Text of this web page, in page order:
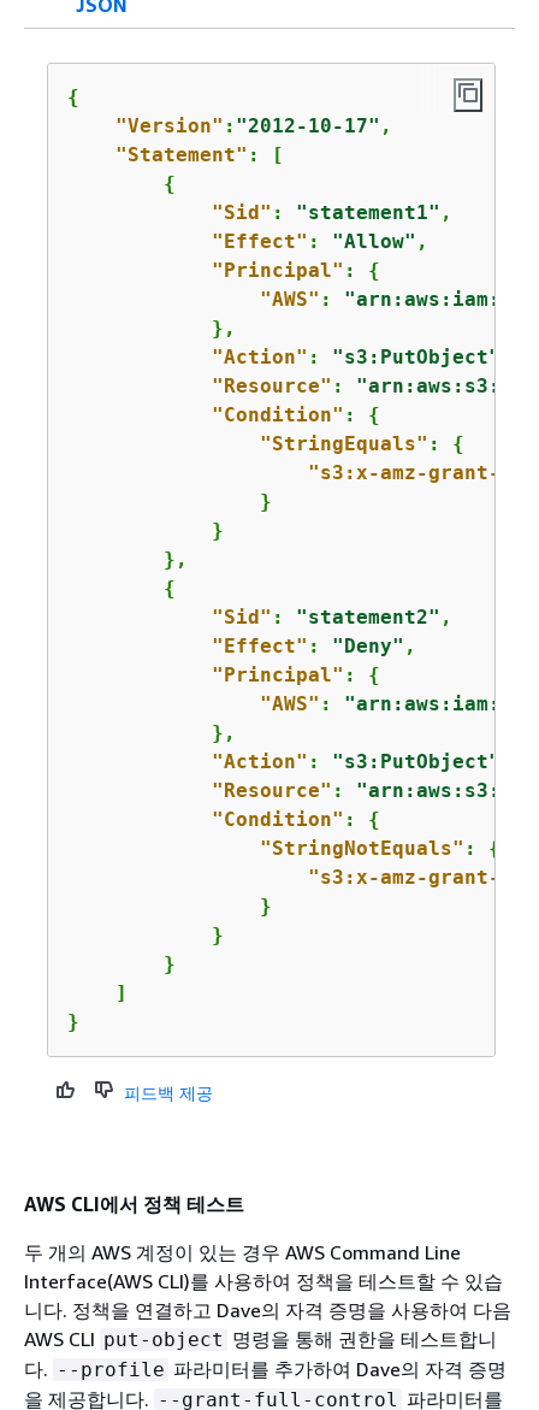
{
"Version" : "2012-10-17" ,
"Statement" : [
{
"Sid" : "statement1" ,
"Effect" : "Allow" ,
"Principal" : {
"AWS" : "arn:aws:iam::
            },
"Action" : "s3:PutObject"
"Resource" : "arn:aws:s3:::
"Condition" : {
"StringEquals" : {
"s3:x-amz-grant-
                }
            }
        },
{
"Sid" : "statement2" ,
"Effect" : "Deny" ,
"Principal" : {
"AWS" : "arn:aws:iam::
            },
"Action" : "s3:PutObject"
"Resource" : "arn:aws:s3:::
"Condition" : {
"StringNotEquals" : {
"s3:x-amz-grant-
                }
            }
        }
    ]
}
피드백 제공
AWS CLI에서 정책 테스트
두 개의 AWS 계정이 있는 경우 AWS Command Line
Interface(AWS CLI)를 사용하여 정책을 테스트할 수 있습
니다. 정책을 연결하고 Dave의 자격 증명을 사용하여 다음
AWS CLI put-object 명령을 통해 권한을 테스트합니
다. --profile 파라미터를 추가하여 Dave의 자격 증명
을 제공합니다. --grant-full-control
파라미터를